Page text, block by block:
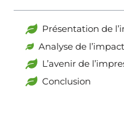
Présentation de
L’avenir de
Conclusion